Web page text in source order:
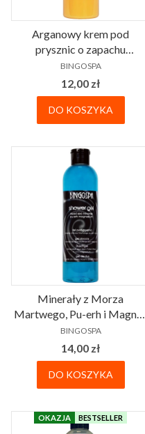
Arganowy krem pod
prysznic o zapachu
brzoskwini BINGOSPA
PRODUCENT
BINGOSPA
Cena
12,00 zł
DO KOSZYKA
Minerały z Morza
Martwego, Pu-erh i Magnez
żel pod prysznic BINGOSPA
PRODUCENT
BINGOSPA
Cena
14,00 zł
DO KOSZYKA
OKAZJA BESTSELLER